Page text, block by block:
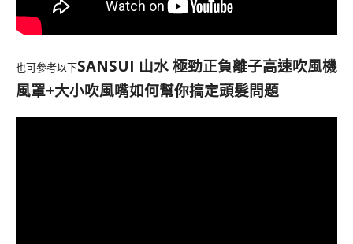
也可參考以下SANSUI 山水 極勁正負離子高速吹風機
風罩+大小吹風嘴如何幫你搞定頭髮問題